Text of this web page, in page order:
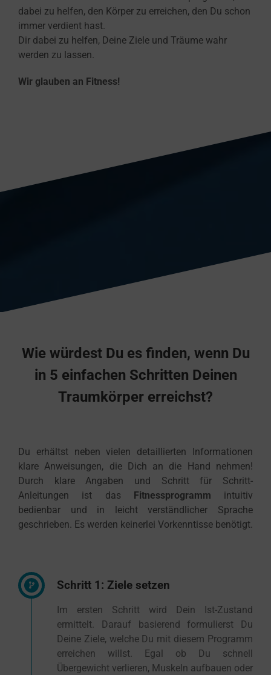
dabei zu helfen, den Körper zu erreichen, den Du schon
immer verdient hast.
Dir dabei zu helfen, Deine Ziele und Träume wahr
werden zu lassen.
Wir glauben an Fitness!
Wie würdest Du es finden, wenn Du
in 5 einfachen Schritten Deinen
Traumkörper erreichst?
Du erhältst neben vielen detaillierten Informationen
klare Anweisungen, die Dich an die Hand nehmen!
Durch klare Angaben und Schritt für Schritt-
Anleitungen ist das Fitnessprogramm intuitiv
bedienbar und in leicht verständlicher Sprache
geschrieben. Es werden keinerlei Vorkenntisse benötigt.
Schritt 1: Ziele setzen
Im ersten Schritt wird Dein Ist-Zustand
ermittelt. Darauf basierend formulierst Du
Deine Ziele, welche Du mit diesem Programm
erreichen willst. Egal ob Du schnell
Übergewicht verlieren, Muskeln aufbauen oder